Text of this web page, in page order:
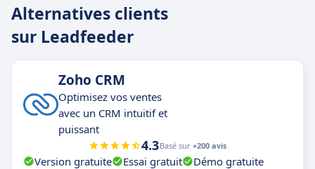
Alternatives clients
sur Leadfeeder
Zoho CRM
Optimisez vos ventes
avec un CRM intuitif et
puissant
4.3Basé sur +200 avis
Version gratuite Essai gratuit
Démo gratuite